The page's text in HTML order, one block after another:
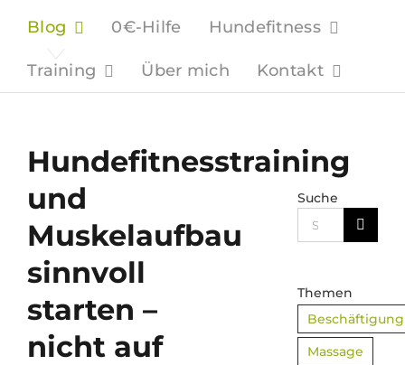
Blog 0€-Hilfe Hundefitness
Training Über mich Kontakt
Hundefitnesstraining
und
Muskelaufbau
sinnvoll
starten –
nicht auf
Suche
Suche
nach:
Themen
Beschäftigung
Massage